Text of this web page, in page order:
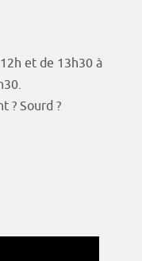
et de 13h30 à
? Sourd ?